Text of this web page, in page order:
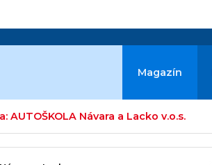
Magazín
AUTOŠKOLA Návara a Lacko v.o.s.